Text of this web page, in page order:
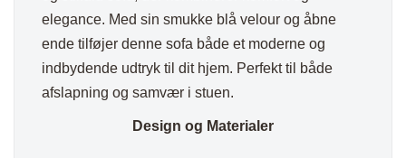
elegance. Med sin smukke blå velour og åbne
ende tilføjer denne sofa både et moderne og
indbydende udtryk til dit hjem. Perfekt til både
afslapning og samvær i stuen.
Design og Materialer